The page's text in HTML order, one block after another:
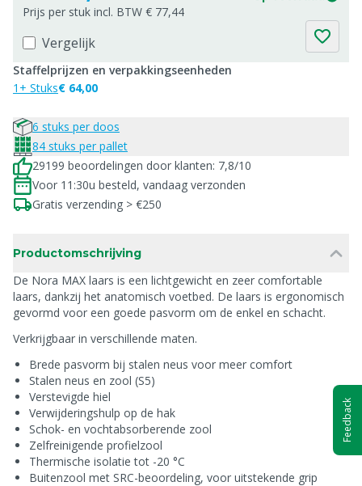
Prijs per stuk incl. BTW € 77,44
Vergelijk
Staffelprijzen en verpakkingseenheden
1+ Stuks€ 64,00
6 stuks per doos
84 stuks per pallet
29199 beoordelingen door klanten: 7,8/10
Voor 11:30u besteld, vandaag verzonden
Gratis verzending > €250
Productomschrijving
De Nora MAX laars is een lichtgewicht en zeer comfortable
laars, dankzij het anatomisch voetbed. De laars is ergonomisch
gevormd voor een goede pasvorm om de enkel en schacht.
Verkrijgbaar in verschillende maten.
Brede pasvorm bij stalen neus voor meer comfort
Stalen neus en zool (S5)
Verstevigde hiel
Verwijderingshulp op de hak
Schok- en vochtabsorberende zool
Zelfreinigende profielzool
Thermische isolatie tot -20 °C
Buitenzool met SRC-beoordeling, voor uitstekende grip
Feedback